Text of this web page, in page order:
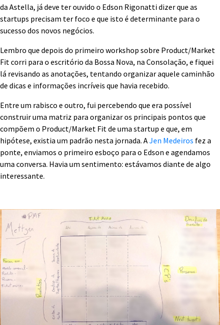
da Astella, já deve ter ouvido o Edson Rigonatti dizer que as
startups precisam ter foco e que isto é determinante para o
sucesso dos novos negócios.
Lembro que depois do primeiro workshop sobre Product/Market
Fit corri para o escritório da Bossa Nova, na Consolação, e fiquei
lá revisando as anotações, tentando organizar aquele caminhão
de dicas e informações incríveis que havia recebido.
Entre um rabisco e outro, fui percebendo que era possível
construir uma matriz para organizar os principais pontos que
compõem o Product/Market Fit de uma startup e que, em
hipótese, existia um padrão nesta jornada. AJen Medeiros fez a
ponte, enviamos o primeiro esboço para o Edson e agendamos
uma conversa. Havia um sentimento: estávamos diante de algo
interessante.